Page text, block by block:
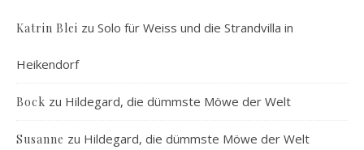
Katrin Blei zu Solo für Weiss und die Strandvilla in
Heikendorf
Bock zu Hildegard, die dümmste Möwe der Welt
Susanne zu Hildegard, die dümmste Möwe der Welt